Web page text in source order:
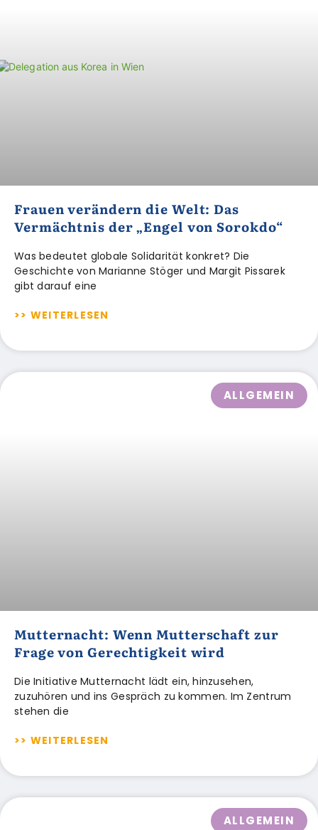
Frauen verändern die Welt: Das
Vermächtnis der „Engel von Sorokdo“
Was bedeutet globale Solidarität konkret? Die
Geschichte von Marianne Stöger und Margit Pissarek
gibt darauf eine
>> WEITERLESEN
ALLGEMEIN
Mutternacht: Wenn Mutterschaft zur
Frage von Gerechtigkeit wird
Die Initiative Mutternacht lädt ein, hinzusehen,
zuzuhören und ins Gespräch zu kommen. Im Zentrum
stehen die
>> WEITERLESEN
ALLGEMEIN